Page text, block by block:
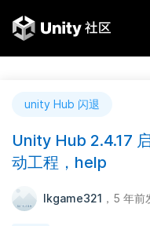
unity Hub 闪退
Unity Hub 2.4.17
动工程，help
lkgame321 ，5 年前